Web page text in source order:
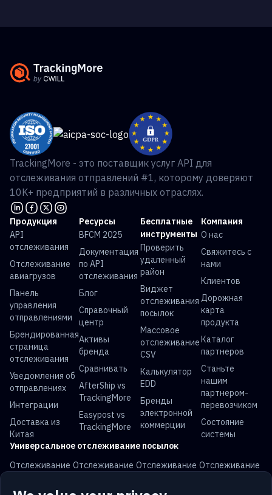
TrackingMore - это поставщик услуг API для
отслеживания отправлений #1, которому доверяют
10K+ предприятий в различных отраслях.
Продукция
API
отслеживания
Отслеживание
авиагрузов
Панель
управления
отправлениями
Брендированная
страница
отслеживания
Уведомления об
отправлениях
Интеграции
Доставка из
Китая
Ресурсы
BFCM 2025
Документация
по API
отслеживания
Блог
Справочный
центр
Активы
бренда
Сравнивать
AfterShip vs
TrackingMore
Easypost vs
TrackingMore
Бесплатные
инструменты
Проверить
удаленный
район
Виджет
отслеживания
посылок
Массовое
отслеживание
CSV
Калькулятор
EDD
Бренды
электронной
коммерции
Компания
О нас
Свяжитесь с
нами
Клиентов
Дорожная
карта
продукта
Каталог
партнеров
Станьте
нашим
партнером-
перевозчиком
Состояние
системы
Универсальное отслеживание посылок
Отслеживание Отслеживание Отслеживание Отслеживание